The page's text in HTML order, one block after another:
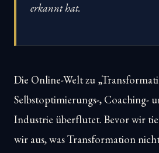
erkannt hat.
Die Online-Welt zu
Selbstoptimierungs-, Coaching-
Industrie überflutet. Bevor wir
wir aus, was Transformation